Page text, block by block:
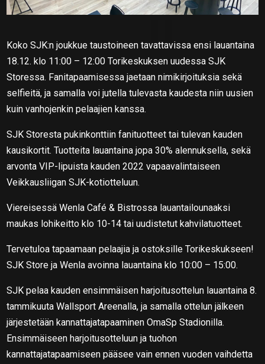
Koko SJK:n joukkue taustoineen tavattavissa ensi lauantaina
18.12. klo 11:00 – 12:00 Torikeskuksen uudessa SJK
Storessa. Fanitapaamisessa jaetaan nimikirjoituksia sekä
selfieitä, ja samalla voi jutella tulevasta kaudesta niin uusien
kuin vanhojenkin pelaajien kanssa.
SJK Storesta pukinkonttiin fanituotteet tai tulevan kauden
kausikortit. Tuotteita lauantaina jopa 30% alennuksella, sekä
arvonta VIP-lipuista kauden 2022 vapaavalintaiseen
Veikkausliigan SJK-kotiotteluun.
Viereisessä Wenla Café & Bistrossa lauantailounaaksi
maukas lohikeitto klo 10-14 tai uudistetut kahvilatuotteet.
Tervetuloa tapaamaan pelaajia ja ostoksille Torikeskukseen!
SJK Store ja Wenla avoinna lauantaina klo 10:00 – 15:00.
SJK pelaa kauden ensimmäisen harjoitusottelun lauantaina 8.
tammikuuta Wallsport Areenalla, ja samalla ottelun jälkeen
järjestetään kannattajatapaaminen OmaSp Stadionilla.
Ensimmäiseen harjoitusotteluun ja tuohon
kannattajatapaamiseen pääsee vain ennen vuoden vaihdetta